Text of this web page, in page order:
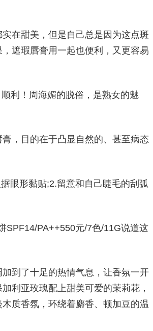
甜美，但是自己总是因为这点斑
遮瑕唇膏用一起也便利，又更容易
利！周海媚的脱俗，是熟女的魅
，目的在于凸显自然的、甚至病态
眼形黏贴;2.留意和自己睫毛的刮弧
SPF14/PA++550元/7色/11G说道这
到了十足的热情气息，让香氛一开
利亚玫瑰配上甜美可爱的茉莉花，
质香氛，环绕着麝香、顿加豆的温